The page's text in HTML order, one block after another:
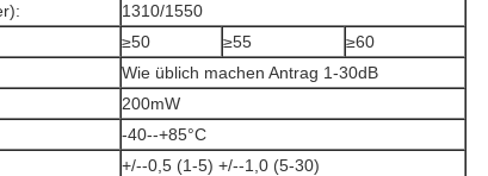
1310/1550
≥50 ≥55
≥60
Wie üblich machen Antrag 1-30dB
200mW
-40--+85°C
+/--0,5 (1-5) +/--1,0 (5-30)